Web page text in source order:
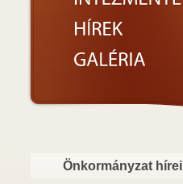
Önkormányzat hírei